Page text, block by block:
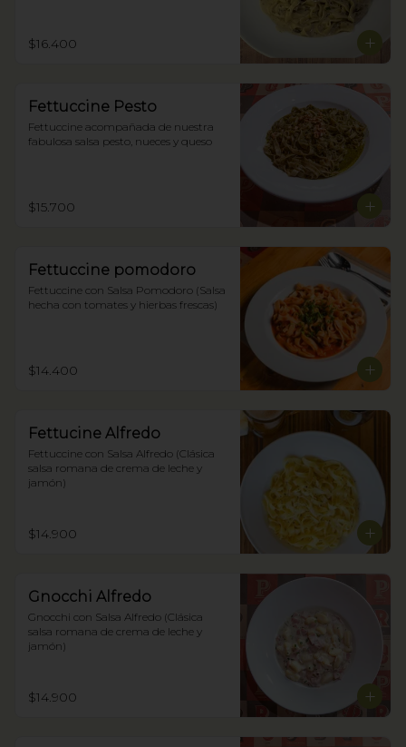
$16.400
Fettuccine Pesto
Fettuccine acompañada de nuestra
fabulosa salsa pesto, nueces y queso
$15.700
Fettuccine pomodoro
Fettuccine con Salsa Pomodoro (Salsa
hecha con tomates y hierbas frescas)
$14.400
Fettucine Alfredo
Fettuccine con Salsa Alfredo (Clásica
salsa romana de crema de leche y
jamón)
$14.900
Gnocchi Alfredo
Gnocchi con Salsa Alfredo (Clásica
salsa romana de crema de leche y
jamón)
$14.900